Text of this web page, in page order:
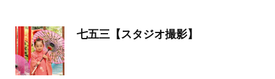
七五三【スタジオ撮影】